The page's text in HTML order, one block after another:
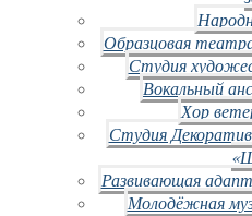
Образцовая
Студия
Вокальный
Хор
Студия
Развивающая
Молодёжная